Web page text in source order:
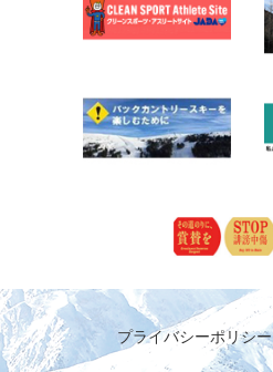
プライバシーポリシー